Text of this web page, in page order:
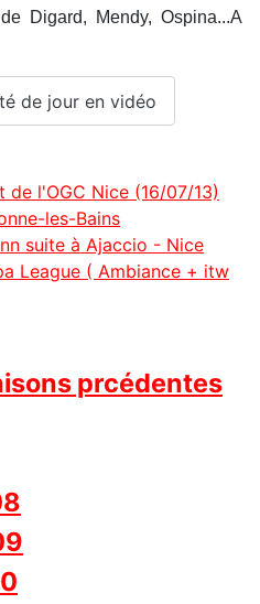
Digard, Mendy, Ospina...A
de jour en vidéo
de l'OGC Nice (16/07/13)
les-Bains
suite à Ajaccio - Nice
League ( Ambiance + itw
prcédentes